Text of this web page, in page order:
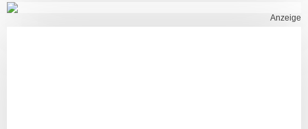
Anzeige